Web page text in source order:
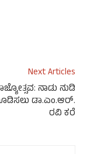
Next Articles
ನಾಡು ನುಡಿ
ಡಾ.ಎಂ.ಆರ್.
ರವಿ ಕರೆ